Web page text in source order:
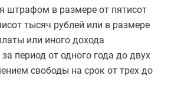
штрафом в размере от пятисот
тысяч рублей или в размере
или иного дохода
период от одного года до двух
свободы на срок от трех до